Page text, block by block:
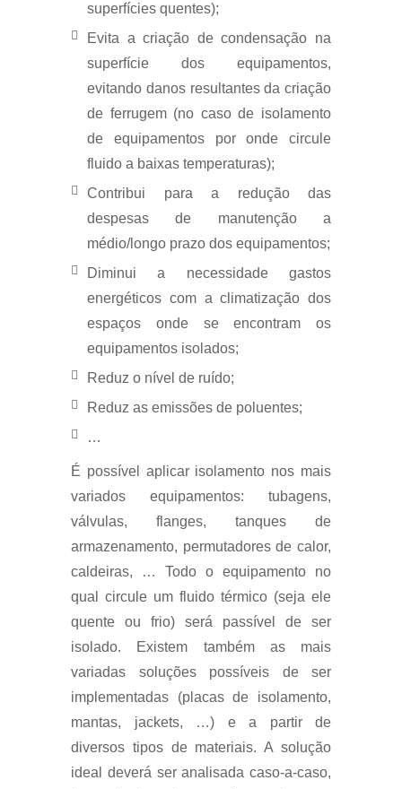
superfícies quentes);
Evita a criação de condensação na
superfície dos equipamentos,
evitando danos resultantes da criação
de ferrugem (no caso de isolamento
de equipamentos por onde circule
fluido a baixas temperaturas);
Contribui para a redução das
despesas de manutenção a
médio/longo prazo dos equipamentos;
Diminui a necessidade gastos
energéticos com a climatização dos
espaços onde se encontram os
equipamentos isolados;
Reduz o nível de ruído;
Reduz as emissões de poluentes;
…
É possível aplicar isolamento nos mais
variados equipamentos: tubagens,
válvulas, flanges, tanques de
armazenamento, permutadores de calor,
caldeiras, … Todo o equipamento no
qual circule um fluido térmico (seja ele
quente ou frio) será passível de ser
isolado. Existem também as mais
variadas soluções possíveis de ser
implementadas (placas de isolamento,
mantas, jackets, …) e a partir de
diversos tipos de materiais. A solução
ideal deverá ser analisada caso-a-caso,